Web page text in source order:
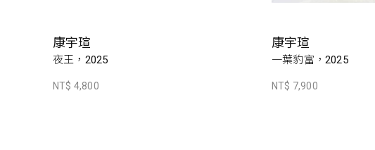
康宇瑄
夜王，2025
NT$ 4,800
康宇瑄
一葉豹富，2025
NT$ 7,900